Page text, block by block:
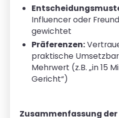
Influencer oder
gewichtet
Präferenzen:
praktische
Mehrwert (z.B. „in 15
Gericht“)
Zusammenfassung